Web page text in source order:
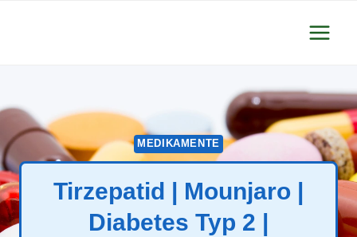
MEDIKAMENTE
Tirzepatid | Mounjaro |
Diabetes Typ 2 |